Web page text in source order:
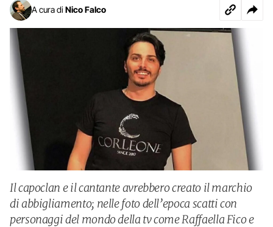
A cura di Nico Falco
Il capoclan e il cantante avrebbero creato il marchio
di abbigliamento; nelle foto dell’epoca scatti con
personaggi del mondo della tv come Raffaella Fico e